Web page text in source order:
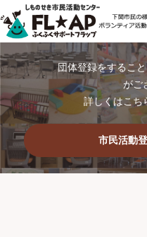
団体登録をするこ
がご
詳しくはこち
市民活動